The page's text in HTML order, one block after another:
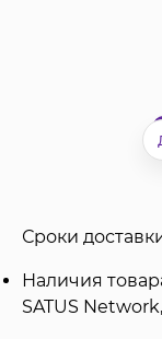
Сроки
Наличия
SATUS